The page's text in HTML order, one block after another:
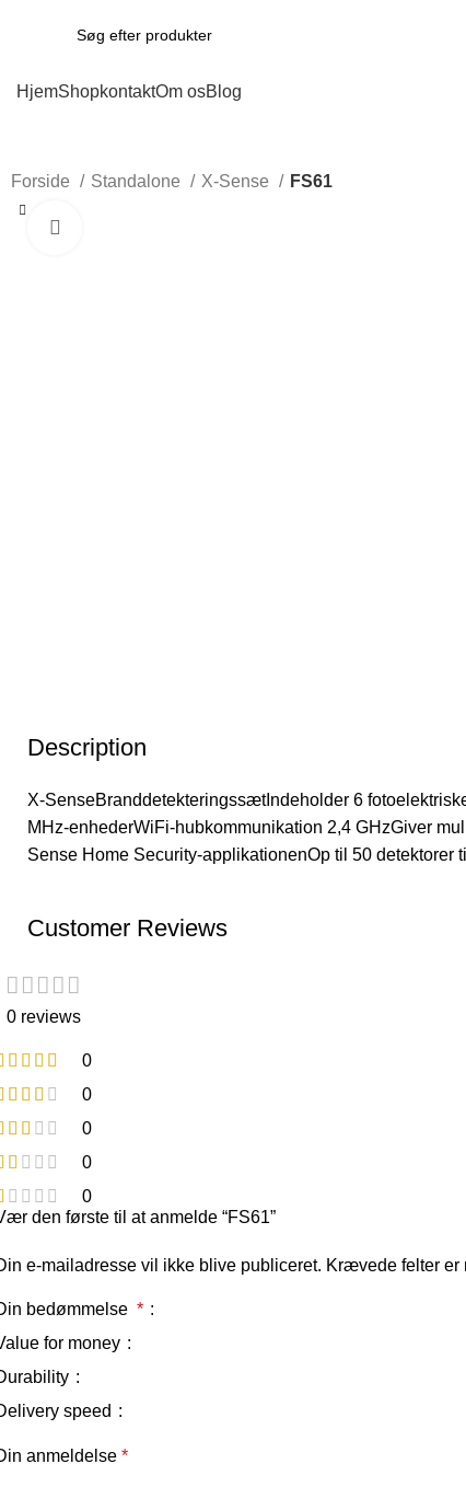
HjemShopkontaktOm osBlog
Forside Standalone X-Sense FS61
Description
X-SenseBranddetekteringssætIndeholder 6
MHz-enhederWiFi-hubkommunikation 2,4 GHzGiver
Sense Home Security-applikationenOp til 50 detektorer
Customer Reviews
0 reviews
0
0
0
0
0
den første til at anmelde “FS61”
e-mailadresse vil ikke blive publiceret. Krævede felter er
bedømmelse *
for money
speed
anmeldelse *